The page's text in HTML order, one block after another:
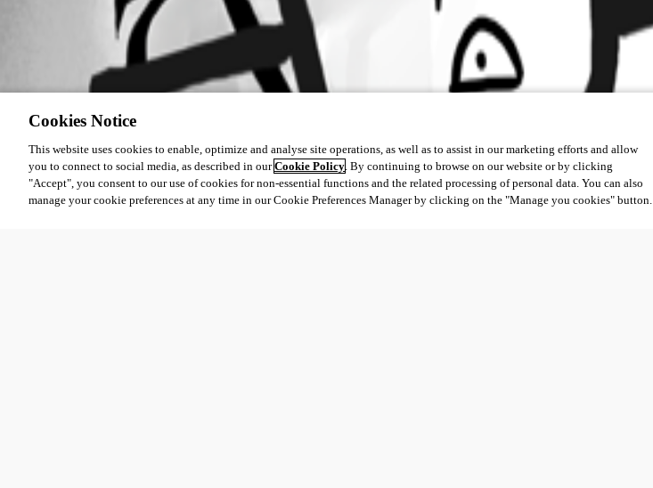
Cookies Notice
This website uses cookies to enable, optimize and analyse site operations, as well as to assist in our marketing efforts and allow
you to connect to social media, as described in ourCookie Policy. By continuing to browse on our website or by clicking
"Accept", you consent to our use of cookies for non-essential functions and the related processing of personal data. You can also
manage your cookie preferences at any time in our Cookie Preferences Manager by clicking on the "Manage you cookies" button.